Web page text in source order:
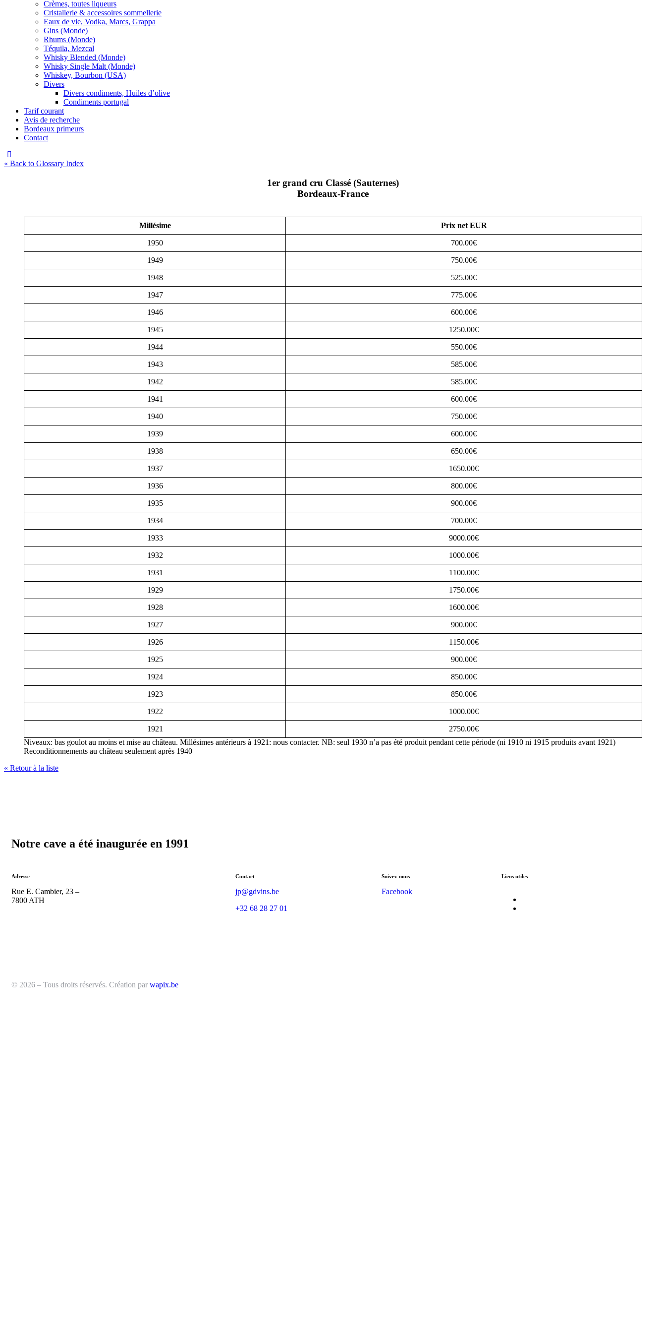
Crèmes, toutes liqueurs
Cristallerie & accessoires sommellerie
Eaux de vie, Vodka, Marcs, Grappa
Gins (Monde)
Rhums (Monde)
Téquila, Mezcal
Whisky Blended (Monde)
Whisky Single Malt (Monde)
Whiskey, Bourbon (USA)
Divers
Divers condiments, Huiles d’olive
Condiments portugal
Tarif courant
Avis de recherche
Bordeaux primeurs
Contact
« Back to Glossary Index
1er grand cru Classé (Sauternes)
Bordeaux-France
Millésime Prix net EUR
1950 700.00€
1949 750.00€
1948 525.00€
1947 775.00€
1946 600.00€
1945 1250.00€
1944 550.00€
1943 585.00€
1942 585.00€
1941 600.00€
1940 750.00€
1939 600.00€
1938 650.00€
1937 1650.00€
1936 800.00€
1935 900.00€
1934 700.00€
1933 9000.00€
1932 1000.00€
1931 1100.00€
1929 1750.00€
1928 1600.00€
1927 900.00€
1926 1150.00€
1925 900.00€
1924 850.00€
1923 850.00€
1922 1000.00€
1921
2750.00€
Niveaux: bas goulot au moins et mise au château. Millésimes antérieurs à 1921: nous contacter. NB: seul 1930 n’a pas été produit pendant cette période (ni 1910 ni 1915 produits avant 1921)
Reconditionnements au château seulement après 1940
« Retour à la liste
Notre cave a été inaugurée en 1991
Adresse
Rue E. Cambier, 23 –
7800 ATH
Contact
jp@gdvins.be
+32 68 28 27 01
Suivez-nous
Facebook
Liens utiles
© 2026 – Tous droits réservés. Création par wapix.be